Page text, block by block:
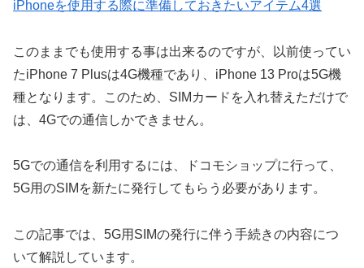
iPhoneを使用する際に準備しておきたいアイテム4選
このままでも使用する事は出来るのですが、以前使ってい
たiPhone 7 Plusは4G機種であり、iPhone 13 Proは5G機
種となります。このため、SIMカードを入れ替えただけで
は、4Gでの通信しかできません。
5Gでの通信を利用するには、ドコモショップに行って、
5G用のSIMを新たに発行してもらう必要があります。
この記事では、5G用SIMの発行に伴う手続きの内容につ
いて解説しています。